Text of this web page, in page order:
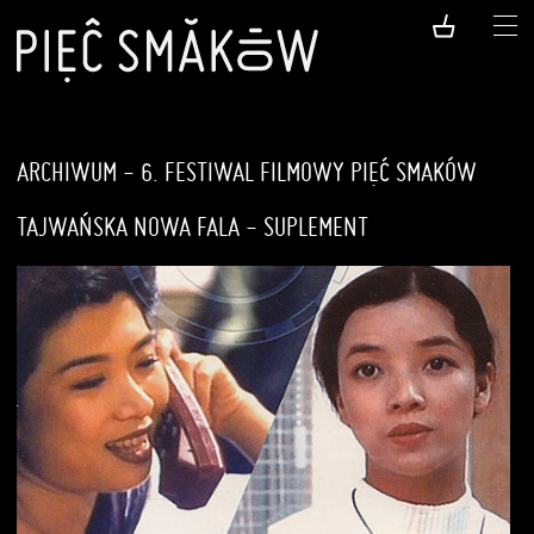
ARCHIWUM - 6. FESTIWAL FILMOWY PIĘĆ SMAKÓW
TAJWAŃSKA NOWA FALA - SUPLEMENT